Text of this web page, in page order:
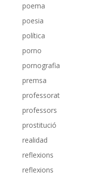
poema
poesia
política
porno
pornografia
premsa
professorat
professors
prostitució
realidad
reflexions
reflexions